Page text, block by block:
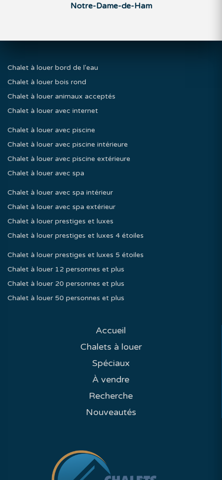
Notre-Dame-de-Ham
Chalet à louer bord de l'eau
Chalet à louer bois rond
Chalet à louer animaux acceptés
Chalet à louer avec internet
Chalet à louer avec piscine
Chalet à louer avec piscine intérieure
Chalet à louer avec piscine extérieure
Chalet à louer avec spa
Chalet à louer avec spa intérieur
Chalet à louer avec spa extérieur
Chalet à louer prestiges et luxes
Chalet à louer prestiges et luxes 4 étoiles
Chalet à louer prestiges et luxes 5 étoiles
Chalet à louer 12 personnes et plus
Chalet à louer 20 personnes et plus
Chalet à louer 50 personnes et plus
Accueil
Chalets à louer
Spéciaux
À vendre
Recherche
Nouveautés